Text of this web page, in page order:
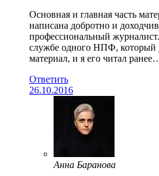
Основная и главная часть
написана добротно и
профессиональный
службе одного НПФ, который
материал, и я его читал
Ответить
26.10.2016
Анна Баранова